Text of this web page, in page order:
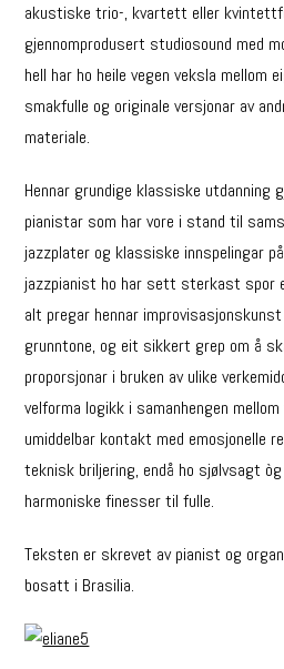
akustiske trio-, kvartett eller
gjennomprodusert studiosound med
hell har ho heile vegen veksla mellom
smakfulle og originale versjonar av
materiale.
Hennar grundige klassiske
pianistar som har vore i stand til
jazzplater og klassiske innspelingar
jazzpianist ho har sett sterkast spor
alt pregar hennar
grunntone, og eit sikkert grep om å
proporsjonar i bruken av ulike
velforma logikk i samanhengen
umiddelbar kontakt med emosjonelle
teknisk briljering, endå ho sjølvsagt
harmoniske finesser til fulle.
Teksten er skrevet av pianist og
bosatt i Brasilia.